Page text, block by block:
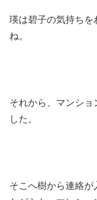
瑛は碧子の気持ちを
ね。
それから、マンショ
した。
そこへ樹から連絡が